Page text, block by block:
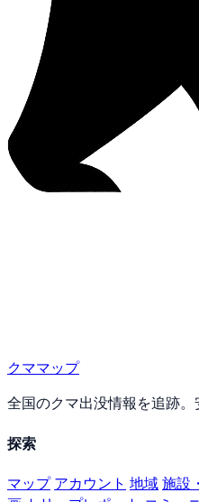
クママップ
全国のクマ出没情報を追跡。
探索
マップ アカウント 地域施設